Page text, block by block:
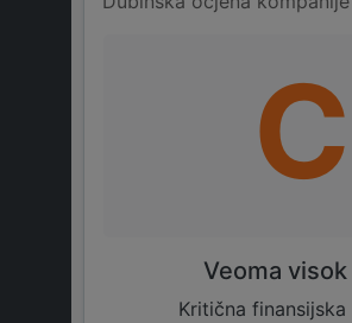
C
Veoma
Kritična finansijska